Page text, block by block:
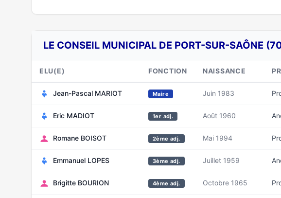
LE CONSEIL MUNICIPAL DE PORT-SUR-SAÔNE
ELU(E) FONCTION NAISSANCE
Jean-Pascal MARIOT Maire Juin 1983
Eric MADIOT 1er adj. Août 1960
Romane BOISOT 2ème adj. Mai 1994
Emmanuel LOPES 3ème adj. Juillet 1959
Brigitte BOURION 4ème adj. Octobre 1965